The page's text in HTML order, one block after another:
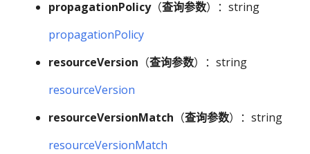
propagationPolicy（查询参数）：string
propagationPolicy
resourceVersion （查询参数）：string
resourceVersion
resourceVersionMatch （查询参数）：string
resourceVersionMatch